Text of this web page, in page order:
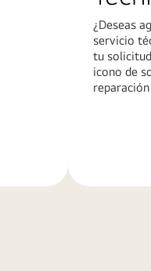
¿Deseas
servicio
tu
icono de
reparación